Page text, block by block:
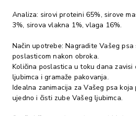
Analiza: sirovi proteini 65%, sirove
3%, sirova vlakna 1%, vlaga 16%.
Način upotrebe: Nagradite Vašeg psa
poslasticom nakon obroka.
Količina poslastica u toku dana zavisi
ljubimca i gramaže pakovanja.
Idealna zanimacija za Vašeg psa
ujedno i čisti zube Vašeg ljubimca.